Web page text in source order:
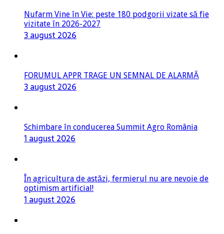
Nufarm Vine în Vie: peste 180 podgorii vizate să fie
vizitate în 2026-2027
3 august 2026
FORUMUL APPR TRAGE UN SEMNAL DE ALARMĂ
3 august 2026
Schimbare în conducerea Summit Agro România
1 august 2026
În agricultura de astăzi, fermierul nu are nevoie de
optimism artificial!
1 august 2026